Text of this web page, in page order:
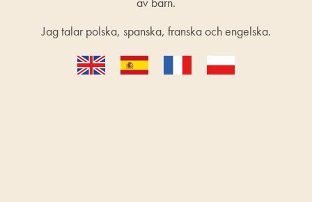
Jag talar polska, spanska, franska och engelska.